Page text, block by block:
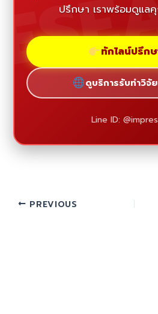
ปรึกษา เราพร้อมดูแ
ทักไลน์ปรึก
ดูบริการรับทำวิจั
Line ID:
PREVIOUS